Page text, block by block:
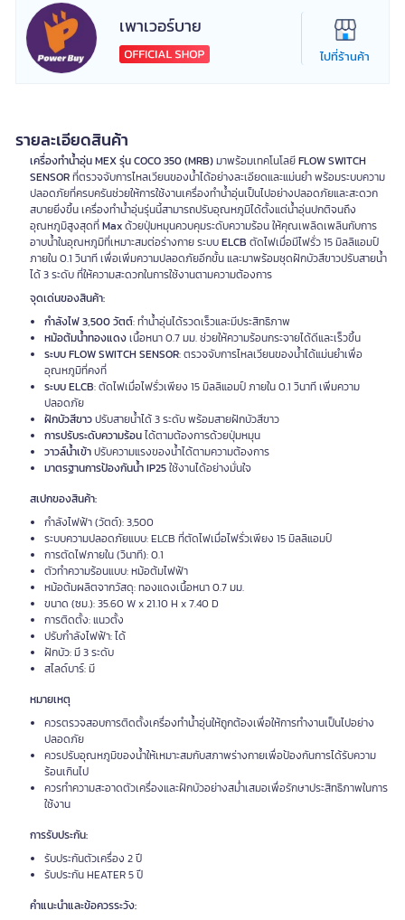
เพาเวอร์บาย
ไปที่ร้านค้า
รายละเอียดสินค้า
เครื่องทำน้ำอุ่น MEX รุ่น COCO 350 (MRB)มาพร้อมเทคโนโลยีFLOW SWITCH
SENSORที่ตรวจจับการไหลเวียนของน้ำได้อย่างละเอียดและแม่นยำ พร้อมระบบความ
ปลอดภัยที่ครบครันช่วยให้การใช้งานเครื่องทำน้ำอุ่นเป็นไปอย่างปลอดภัยและสะดวก
สบายยิ่งขึ้น เครื่องทำน้ำอุ่นรุ่นนี้สามารถปรับอุณหภูมิได้ตั้งแต่น้ำอุ่นปกติจนถึง
อุณหภูมิสูงสุดที่Maxด้วยปุ่มหมุนควบคุมระดับความร้อน ให้คุณเพลิดเพลินกับการ
อาบน้ำในอุณหภูมิที่เหมาะสมต่อร่างกาย ระบบELCB ตัดไฟเมื่อมีไฟรั่ว 15 มิลลิแอมป์
ภายใน 0.1 วินาที เพื่อเพิ่มความปลอดภัยอีกขั้น และมาพร้อมชุดฝักบัวสีขาวปรับสายน้ำ
ได้ 3 ระดับ ที่ให้ความสะดวกในการใช้งานตามความต้องการ
จุดเด่นของสินค้า:
กำลังไฟ 3,500 วัตต์: ทำน้ำอุ่นได้รวดเร็วและมีประสิทธิภาพ
หม้อต้มน้ำทองแดงเนื้อหนา 0.7 มม. ช่วยให้ความร้อนกระจายได้ดีและเร็วขึ้น
ระบบ FLOW SWITCH SENSOR: ตรวจจับการไหลเวียนของน้ำได้แม่นยำเพื่อ
อุณหภูมิที่คงที่
ระบบ ELCB: ตัดไฟเมื่อไฟรั่วเพียง 15 มิลลิแอมป์ ภายใน 0.1 วินาที เพิ่มความ
ปลอดภัย
ฝักบัวสีขาวปรับสายน้ำได้ 3 ระดับ พร้อมสายฝักบัวสีขาว
การปรับระดับความร้อนได้ตามต้องการด้วยปุ่มหมุน
วาวล์น้ำเข้าปรับความแรงของน้ำได้ตามความต้องการ
มาตรฐานการป้องกันน้ำ IP25ใช้งานได้อย่างมั่นใจ
สเปกของสินค้า:
กำลังไฟฟ้า (วัตต์): 3,500
ระบบความปลอดภัยแบบ: ELCB ที่ตัดไฟเมื่อไฟรั่วเพียง 15 มิลลิแอมป์
การตัดไฟภายใน (วินาที): 0.1
ตัวทำความร้อนแบบ: หม้อต้มไฟฟ้า
หม้อต้มผลิตจากวัสดุ: ทองแดงเนื้อหนา 0.7 มม.
ขนาด (ซม.): 35.60 W x 21.10 H x 7.40 D
การติดตั้ง: แนวตั้ง
ปรับกำลังไฟฟ้า: ได้
ฝักบัว: มี 3 ระดับ
สไลด์บาร์: มี
หมายเหตุ
ควรตรวจสอบการติดตั้งเครื่องทำน้ำอุ่นให้ถูกต้องเพื่อให้การทำงานเป็นไปอย่าง
ปลอดภัย
ควรปรับอุณหภูมิของน้ำให้เหมาะสมกับสภาพร่างกายเพื่อป้องกันการได้รับความ
ร้อนเกินไป
ควรทำความสะอาดตัวเครื่องและฝักบัวอย่างสม่ำเสมอเพื่อรักษาประสิทธิภาพในการ
ใช้งาน
การรับประกัน:
รับประกันตัวเครื่อง 2 ปี
รับประกัน HEATER 5 ปี
คำแนะนำและข้อควรระวัง: